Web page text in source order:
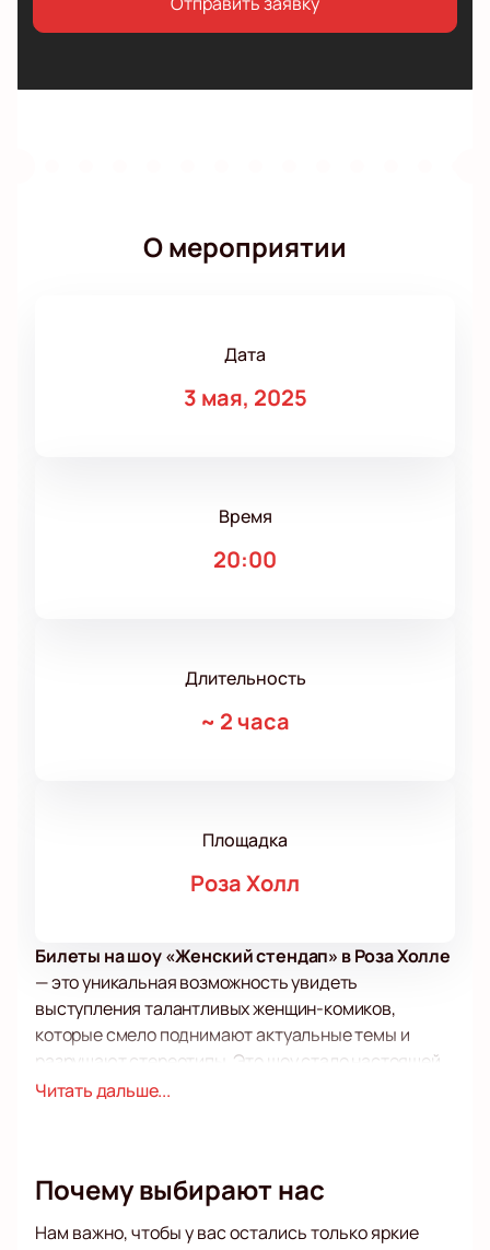
О мероприятии
Дата
3 мая, 2025
Время
20:00
Длительность
~ 2 часа
Площадка
Роза Холл
Билеты на шоу «Женский стендап» в Роза Холле
— это уникальная возможность увидеть
выступления талантливых женщин-комиков,
которые смело поднимают актуальные темы и
разрушают стереотипы. Это шоу стало настоящей
площадкой для женского юмора, где нет запретных
живописном месте Красной Поляны, выступят
Маргарита Родина, Белла Малу, Елизавета-
Читать дальше...
Почему выбирают нас
Нам важно, чтобы у вас остались только яркие